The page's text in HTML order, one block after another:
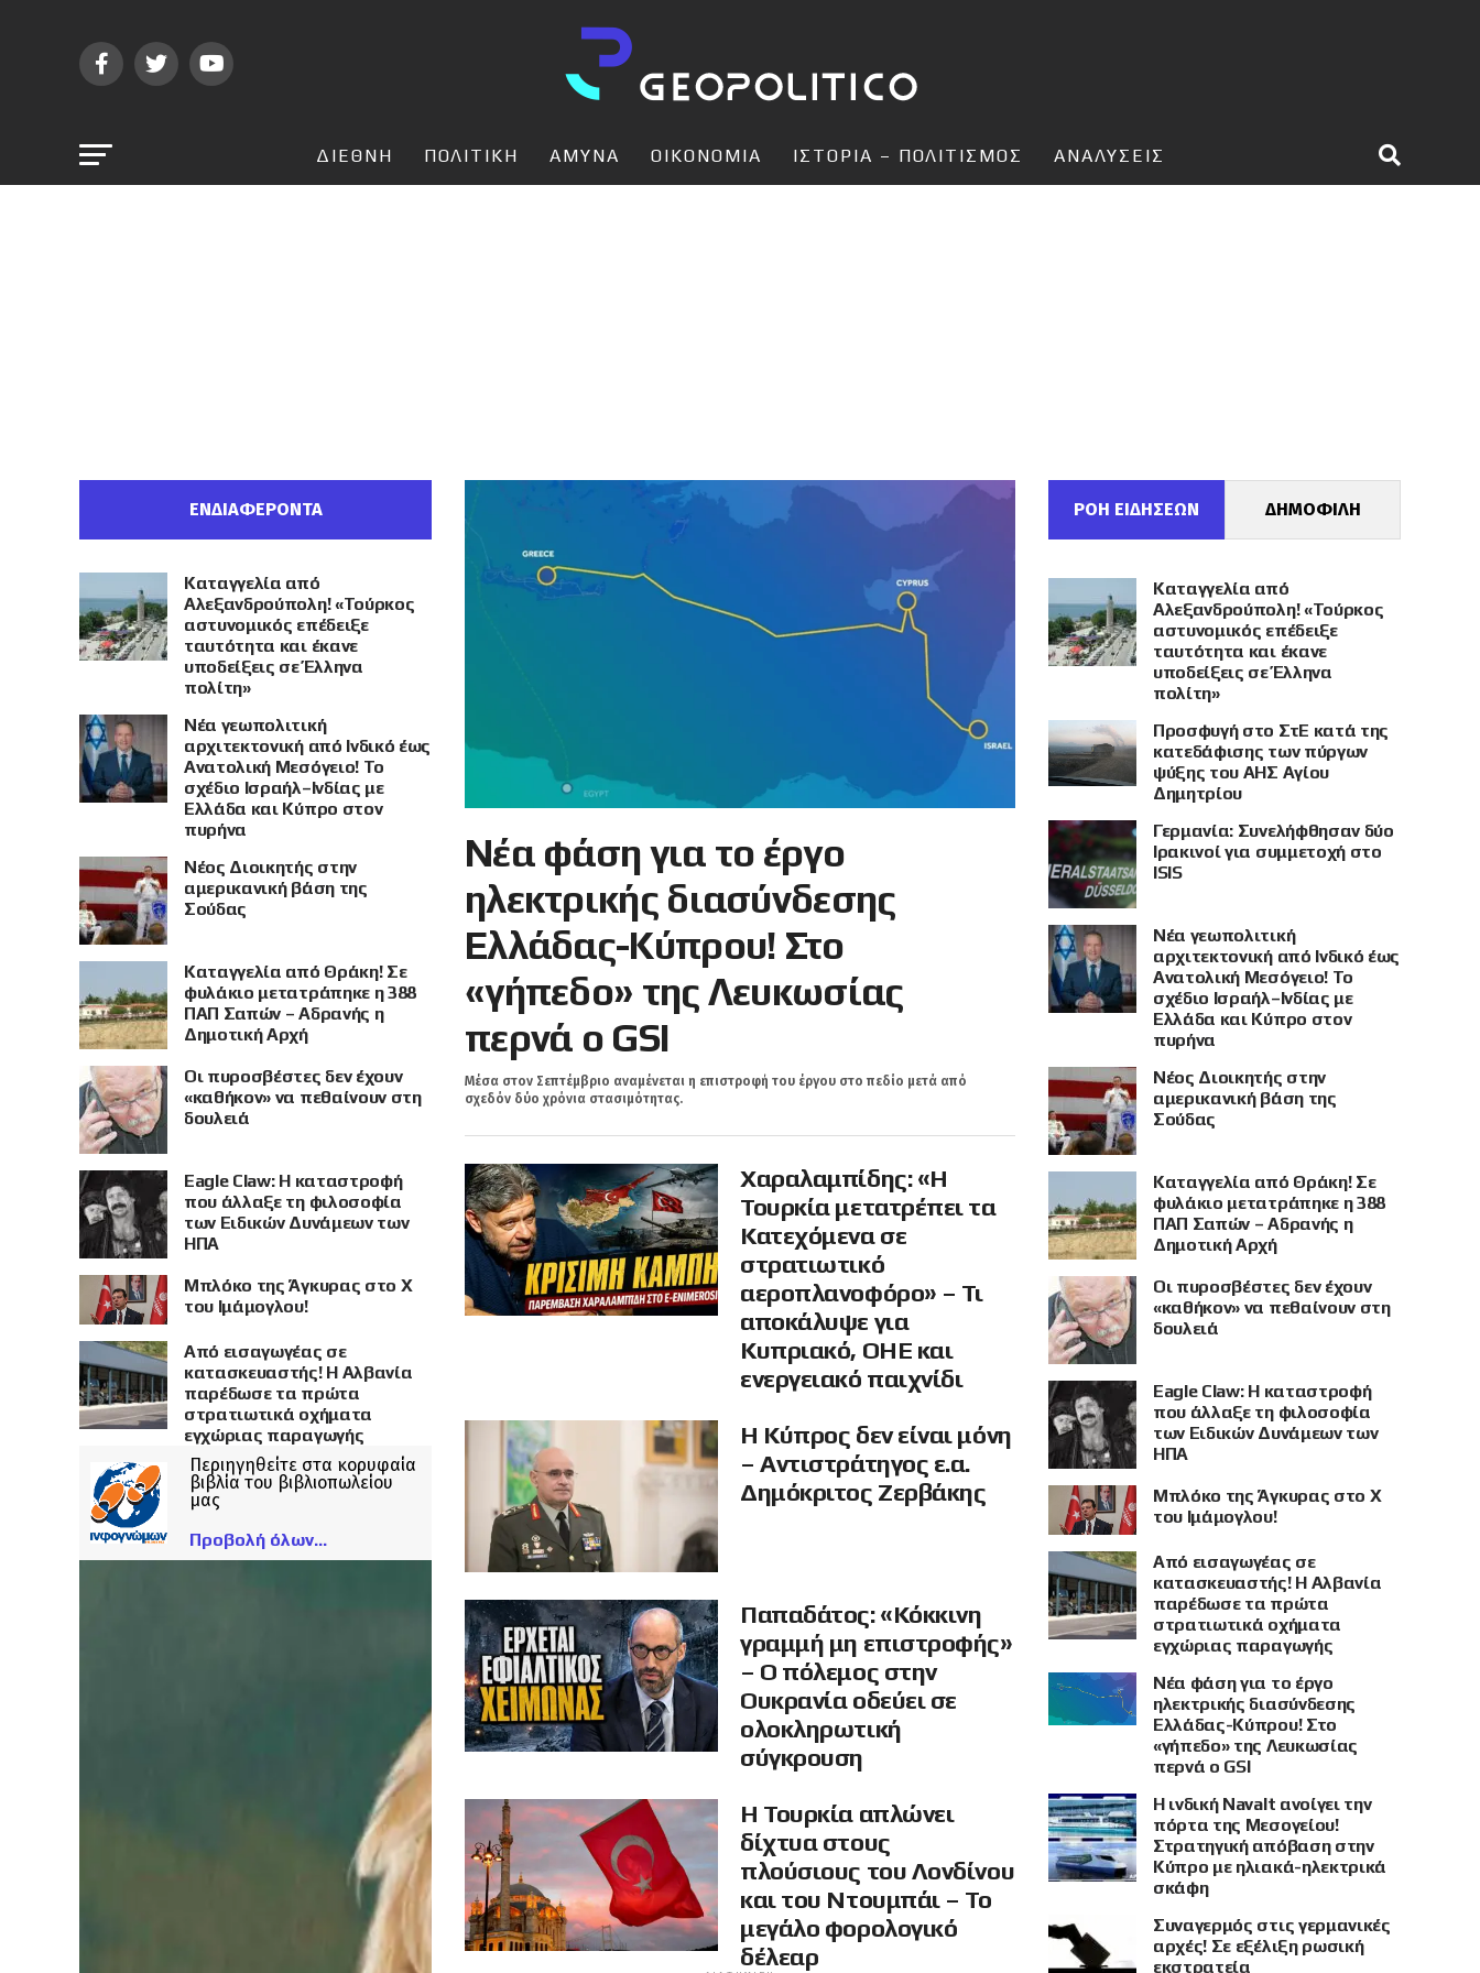
ΔΙΕΘΝΗ ΠΟΛΙΤΙΚΗ ΑΜΥΝΑ ΟΙΚΟΝΟΜΙΑ ΙΣΤΟΡΙΑ – ΠΟΛΙΤΙΣΜΟΣ ΑΝΑΛΥΣΕΙΣ
Νέα φάση για το έργο
ηλεκτρικής διασύνδεσης
Ελλάδας-Κύπρου! Στο
«γήπεδο» της Λευκωσίας
περνά ο GSI
Μέσα στον Σεπτέμβριο αναμένεται η επιστροφή του έργου στο πεδίο μετά από
σχεδόν δύο χρόνια στασιμότητας.
Χαραλαμπίδης: «Η
Τουρκία μετατρέπει τα
Κατεχόμενα σε
στρατιωτικό
αεροπλανοφόρο» – Τι
αποκάλυψε για
Κυπριακό, ΟΗΕ και
ενεργειακό παιχνίδι
Η Κύπρος δεν είναι μόνη
– Αντιστράτηγος ε.α.
Δημόκριτος Ζερβάκης
Παπαδάτος: «Κόκκινη
γραμμή μη επιστροφής»
– Ο πόλεμος στην
Ουκρανία οδεύει σε
ολοκληρωτική
σύγκρουση
Η Τουρκία απλώνει
δίχτυα στους
πλούσιους του Λονδίνου
και του Ντουμπάι – Το
μεγάλο φορολογικό
δέλεαρ
ΕΝΔΙΑΦΕΡΟΝΤΑ
Καταγγελία από
Αλεξανδρούπολη! «Τούρκος
αστυνομικός επέδειξε
ταυτότητα και έκανε
υποδείξεις σε Έλληνα
πολίτη»
Νέα γεωπολιτική
αρχιτεκτονική από Ινδικό έως
Ανατολική Μεσόγειο! Το
σχέδιο Ισραήλ–Ινδίας με
Ελλάδα και Κύπρο στον
πυρήνα
Νέος Διοικητής στην
αμερικανική βάση της
Σούδας
Καταγγελία από Θράκη! Σε
φυλάκιο μετατράπηκε η 388
ΠΑΠ Σαπών – Αδρανής η
Δημοτική Αρχή
Οι πυροσβέστες δεν έχουν
«καθήκον» να πεθαίνουν στη
δουλειά
Eagle Claw: Η καταστροφή
που άλλαξε τη φιλοσοφία
των Ειδικών Δυνάμεων των
ΗΠΑ
Μπλόκο της Άγκυρας στο X
του Ιμάμογλου!
Από εισαγωγέας σε
κατασκευαστής! Η Αλβανία
παρέδωσε τα πρώτα
στρατιωτικά οχήματα
εγχώριας παραγωγής
Περιηγηθείτε στα κορυφαία
βιβλία του βιβλιοπωλείου
μας
Προβολή όλων
ΡΟΗ ΕΙΔΗΣΕΩΝ ΔΗΜΟΦΙΛΗ
Καταγγελία από
Αλεξανδρούπολη! «Τούρκος
αστυνομικός επέδειξε
ταυτότητα και έκανε
υποδείξεις σε Έλληνα
πολίτη»
Προσφυγή στο ΣτΕ κατά της
κατεδάφισης των πύργων
ψύξης του ΑΗΣ Αγίου
Δημητρίου
Γερμανία: Συνελήφθησαν δύο
Ιρακινοί για συμμετοχή στο
ISIS
Νέα γεωπολιτική
αρχιτεκτονική από Ινδικό έως
Ανατολική Μεσόγειο! Το
σχέδιο Ισραήλ–Ινδίας με
Ελλάδα και Κύπρο στον
πυρήνα
Νέος Διοικητής στην
αμερικανική βάση της
Σούδας
Καταγγελία από Θράκη! Σε
φυλάκιο μετατράπηκε η 388
ΠΑΠ Σαπών – Αδρανής η
Δημοτική Αρχή
Οι πυροσβέστες δεν έχουν
«καθήκον» να πεθαίνουν στη
δουλειά
Eagle Claw: Η καταστροφή
που άλλαξε τη φιλοσοφία
των Ειδικών Δυνάμεων των
ΗΠΑ
Μπλόκο της Άγκυρας στο X
του Ιμάμογλου!
Από εισαγωγέας σε
κατασκευαστής! Η Αλβανία
παρέδωσε τα πρώτα
στρατιωτικά οχήματα
εγχώριας παραγωγής
Νέα φάση για το έργο
ηλεκτρικής διασύνδεσης
Ελλάδας-Κύπρου! Στο
«γήπεδο» της Λευκωσίας
περνά ο GSI
Η ινδική Navalt ανοίγει την
πόρτα της Μεσογείου!
Στρατηγική απόβαση στην
Κύπρο με ηλιακά-ηλεκτρικά
σκάφη
Συναγερμός στις γερμανικές
αρχές! Σε εξέλιξη ρωσική
εκστρατεία